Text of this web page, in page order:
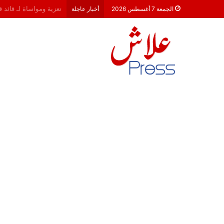
الجمعة 7 أغسطس 2026 أخبار عاجلة هشام جناح: من تألق